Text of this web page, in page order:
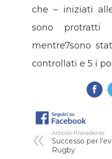
che – iniziati
sono
mentre7sono
controllati e 5 i
Articolo Precedente
Successo per
Rugby